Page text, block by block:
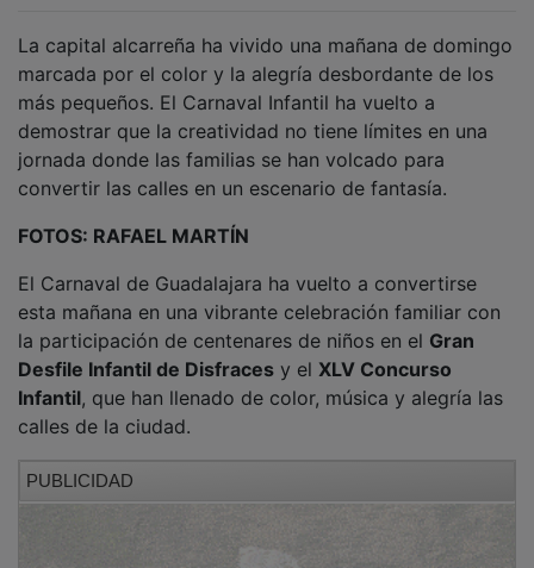
marcada por el color y la alegría desbordante de los
más pequeños. El Carnaval Infantil ha vuelto a
demostrar que la creatividad no tiene límites en una
jornada donde las familias se han volcado para
convertir las calles en un escenario de fantasía.
FOTOS: RAFAEL MARTÍN
esta mañana en una vibrante celebración familiar con
la participación de centenares de niños en elGran
Desfile Infantil de Disfracesy elXLV Concurso
Infantil, que han llenado de color, música y alegría las
calles de la ciudad.